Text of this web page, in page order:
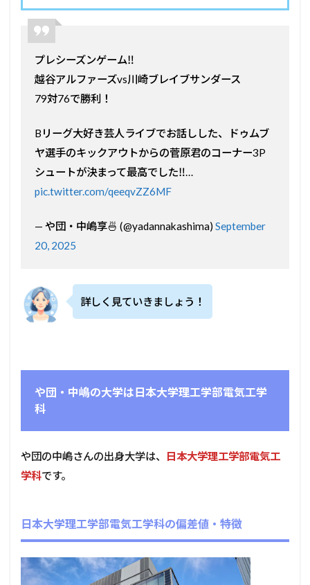
プレシーズンゲーム‼️
越谷アルファーズvs川崎ブレイブサンダース
79対76で勝利！
Bリーグ大好き芸人ライブでお話しした、ドゥムブ
ヤ選手のキックアウトからの菅原君のコーナー3P
シュートが決まって最高でした‼️…
pic.twitter.com/qeeqvZZ6MF
— や団・中嶋享🍜 (@yadannakashima) September
20, 2025
詳しく見ていきましょう！
や団・中嶋の大学は日本大学理工学部電気工学
科
や団の中嶋さんの出身大学は、
日本大学理工学部電気工
学科です。
日本大学理工学部電気工学科の偏差値・特徴